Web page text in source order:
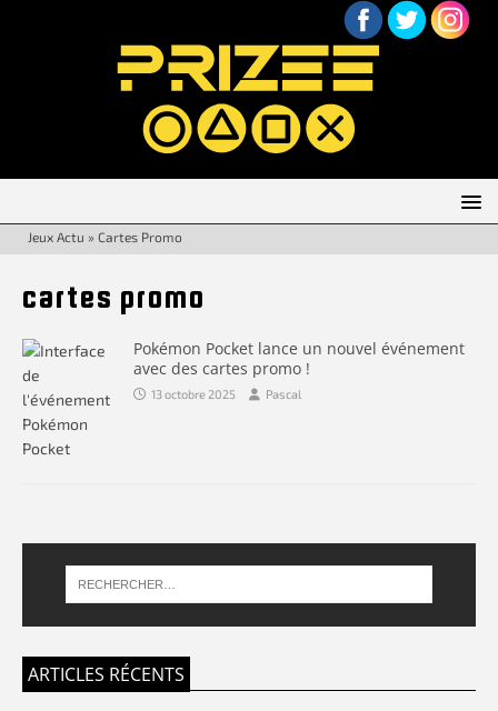
Jeux Actu » Cartes Promo
cartes promo
Pokémon Pocket lance un nouvel événement
avec des cartes promo !
13 octobre 2025 Pascal
ARTICLES RÉCENTS